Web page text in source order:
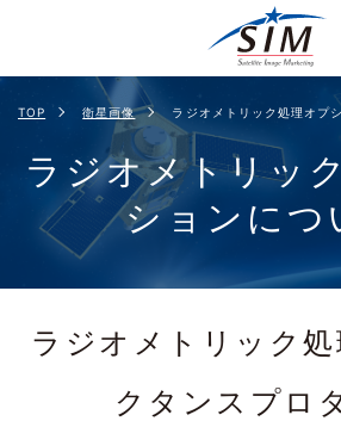
TOP 衛星画像 ラジオメトリック処理オプ
ラジオメトリッ
ションにつ
ラジオメトリック処
クタンスプロ